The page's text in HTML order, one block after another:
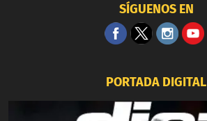
SÍGUENOS EN
PORTADA DIGITAL